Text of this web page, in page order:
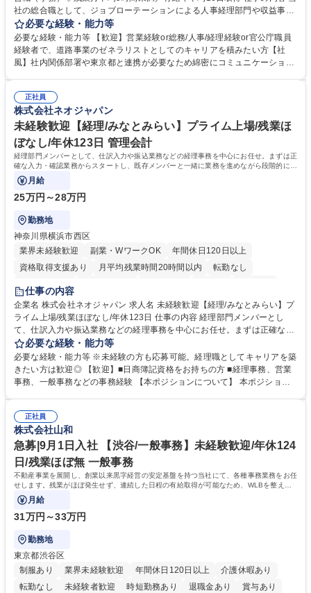
社の総合職として、ジョブローテーションによる人事経理部門や収益事業
等のフロント部門の部署等幅広い部署での業務をお任せいたします。研修
制度やキャリア支援が充実しております！ ※下記業務詳細 【業務詳細】■
管理部門：広報、人事、経理など当公社の運営に係る管理業務 ■収益部
門：駐車場の新規開拓、管理運営、新宿駅西口広場の「イベントコーナ
道路施設や道路工事現場の見学ツアー事業 ※入社後は上記いずれかの部門
へ配属。※業務内容変更の範囲：会社の定める業務 募集職種 【都庁グル
ープ】総合職（事務）◇残業月平均9時間未満／有給年平均16日取得
必要な経験・能力等
必要な経験・能力等 【歓迎】営業経験or総務/人事/経理経験or官公庁職員
経験者で、道路事業のゼネラリストとしてのキャリアを積みたい方【社
風】社内関係部署や東京都と連携が必要なため綿密にコミュニケーション
部門など多岐に渡る業務を経験できます。 ■様々なプロジェクト：駐車場
事業の他、新宿駅西口広場内に設置された照明を兼ねた広告「ブライトサ
イン」の管理運営を行うなど、事業収益を生み出す活動を積極的に行って
います。 学歴・資格 学歴：大学院 大学 高専 短大 専修学校 高校 語学力：
資格：
正社員
株式会社ネオジャパン
未経験歓迎【経理/みなとみらい】プライム上場/残業ほ
ぼなし/年休123日 管理会計
経理部門メンバーとして、仕訳入力や振込業務などの経理事務を中心にお任せ。まずは正
確な入力・確認業務からスタートし、既存メンバーと一緒に業務を進めながら段階的に経
理知識を身につけていただきます。
月給
25万円～28万円
勤務地
神奈川県横浜市西区
業界未経験歓迎
副業・WワークOK
年間休日120日以上
資格取得支援あり
月平均残業時間20時間以内
転勤なし
未経験者歓迎
完全週休2日制
交通費支給 駅近5分以内 土日祝休み
服装自由
寮・社宅あり
仕事の内容
企業名 株式会社ネオジャパン 求人名 未経験歓迎【経理/みなとみらい】プ
ライム上場/残業ほぼなし/年休123日 仕事の内容 経理部門メンバーとし
て、仕訳入力や振込業務などの経理事務を中心にお任せ。まずは正確な入
力・確認業務からスタートし、既存メンバーと一緒に業務を進めながら段
階的に経理知識を身につけていただきます。 【具体的には】 ■社内稟議に
基づく仕訳入力 ■月末の振込業務 ■明細作成 ■伝票処理、記帳業務 ■既存
メンバーの業務サポート 【将来的には】 ■月次決算補助 ■四半期・年次決
想定です。 募集職種 未経験歓迎【経理/みなとみらい】プライム上場/残業
ほぼなし/年休123日
必要な経験・能力等
必要な経験・能力等 ※未経験の方も応募可能。経理職としてキャリアを築
きたい方は歓迎◎ 【歓迎】■日商簿記資格をお持ちの方 ■経理事務、営業
事務、一般事務などの事務経験 【本ポジションについて】 本ポジション
当し、3～5年をかけて月次決算・四半期決算・開示資料作成補助などへス
テップアップできます。また、残業は通常月ほぼなく、決算月でも10時間
未満のため、無理なく経理として専門性を身につけられる環境です。 学
歴・資格 学歴：大学院 大学 高専 短大 専修学校 高校 語学力： 資格：日商
簿記検定1級 日商簿記検定2級
正社員
株式会社山和
急募|9月1日入社 【渋谷/一般事務】未経験歓迎/年休124
日/残業ほぼ無 一般事務
不動産事業を展開し、創業以来黒字経営の安定基盤を持つ当社にて、各種事務業務をお任
せします。残業がほぼ発生せず、連続した日程の有給取得が可能なため、WLBを整えた
い方にお勧めの環境です！
月給
31万円～33万円
勤務地
東京都渋谷区
制服あり
業界未経験歓迎 年間休日120日以上
介護休暇あり
転勤なし
未経験者歓迎 時短勤務あり 退職金あり 賞与あり